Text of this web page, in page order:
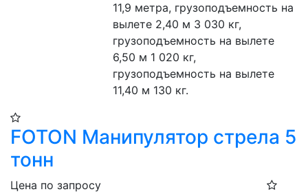
11,9 метра, грузоподъемность на
вылете 2,40 м 3 030 кг,
грузоподъемность на вылете
6,50 м 1 020 кг,
грузоподъемность на вылете
11,40 м 130 кг.
FOTON Манипулятор стрела 5
тонн
Цена по запросу